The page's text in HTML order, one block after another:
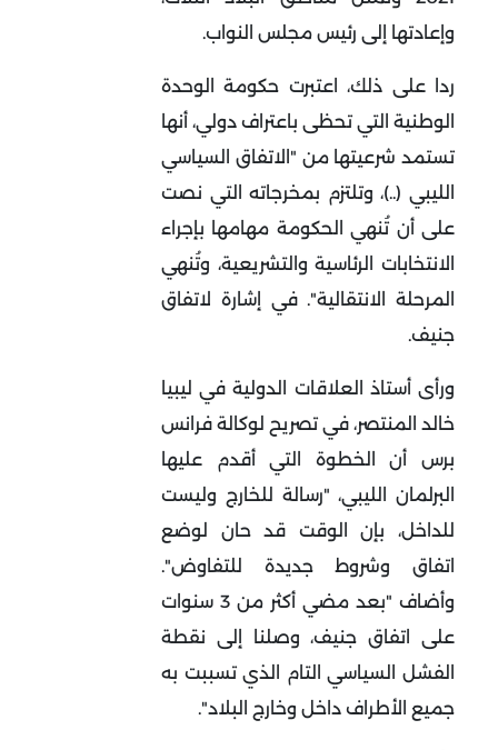
وإعادتها إلى رئيس مجلس النواب.
ردا على ذلك، اعتبرت حكومة الوحدة
الوطنية التي تحظى باعتراف دولي، أنها
تستمد شرعيتها من "الاتفاق السياسي
الليبي (..)، وتلتزم بمخرجاته التي نصت
على أن تُنهي الحكومة مهامها بإجراء
الانتخابات الرئاسية والتشريعية، وتُنهي
المرحلة الانتقالية". في إشارة لاتفاق
جنيف.
ورأى أستاذ العلاقات الدولية في ليبيا
خالد المنتصر، في تصريح لوكالة فرانس
برس أن الخطوة التي أقدم عليها
البرلمان الليبي، "رسالة للخارج وليست
للداخل، بإن الوقت قد حان لوضع
اتفاق وشروط جديدة للتفاوض".
وأضاف "بعد مضي أكثر من 3 سنوات
على اتفاق جنيف، وصلنا إلى نقطة
الفشل السياسي التام الذي تسببت به
جميع الأطراف داخل وخارج البلاد".